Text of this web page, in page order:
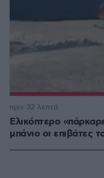
Ελικόπτερο
μπάνιο οι επιβάτες
πριν 32 λεπτά